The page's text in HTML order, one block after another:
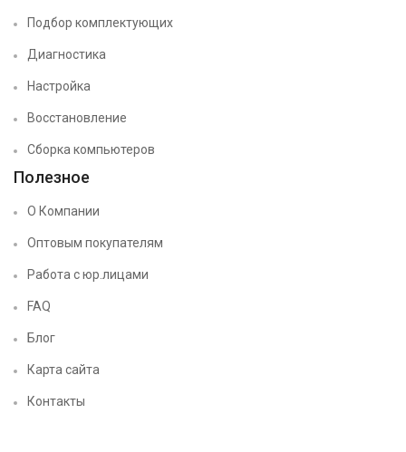
Подбор комплектующих
Диагностика
Настройка
Восстановление
Сборка компьютеров
Полезное
О Компании
Оптовым покупателям
Работа с юр.лицами
FAQ
Блог
Карта сайта
Контакты